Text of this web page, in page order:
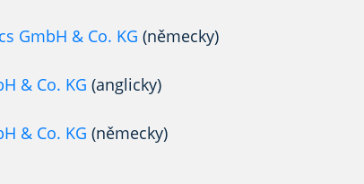
GmbH & Co. KG (německy)
& Co. KG (anglicky)
& Co. KG (německy)